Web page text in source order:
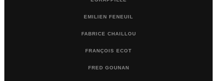
EMILIEN FENEUIL
FABRICE CHAILLOU
FRANÇOIS ECOT
FRED GOUNAN